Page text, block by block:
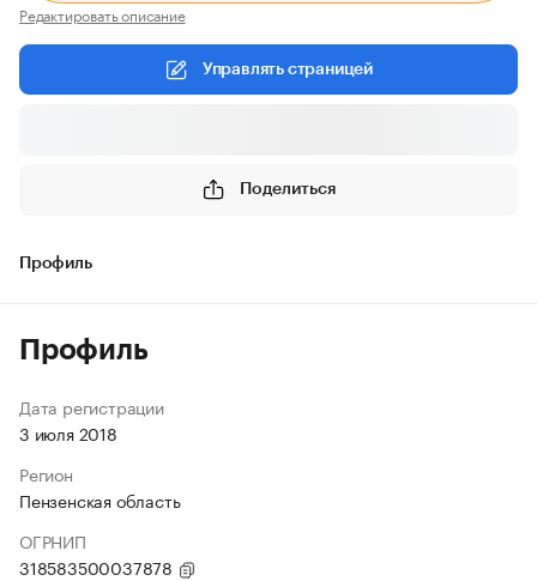
Редактировать описание
Управлять страницей
Поделиться
Профиль
Профиль
Дата регистрации
3 июля 2018
Регион
Пензенская область
ОГРНИП
318583500037878